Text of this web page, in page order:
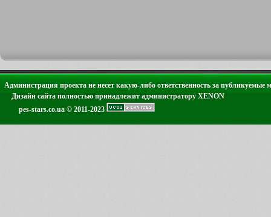
Администрация проекта не несет какую-либо ответственность за публикуемые
Дизайн сайта полностью принадлежит администратору XENON
pes-stars.co.ua © 2011-2023